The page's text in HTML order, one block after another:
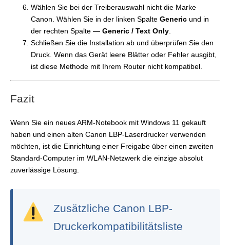
Wählen Sie bei der Treiberauswahl nicht die Marke
Canon. Wählen Sie in der linken Spalte Generic und in
der rechten Spalte — Generic / Text Only
Schließen Sie die Installation ab und überprüfen Sie den
Druck. Wenn das Gerät leere Blätter oder Fehler ausgibt,
ist diese Methode mit Ihrem Router nicht kompatibel.
Fazit
Wenn Sie ein neues ARM-Notebook mit Windows 11 gekauft
haben und einen alten Canon LBP-Laserdrucker verwenden
möchten, ist die Einrichtung einer Freigabe über einen zweiten
Standard-Computer im WLAN-Netzwerk die einzige absolut
zuverlässige Lösung.
Zusätzliche Canon LBP-
Druckerkompatibilitätsliste